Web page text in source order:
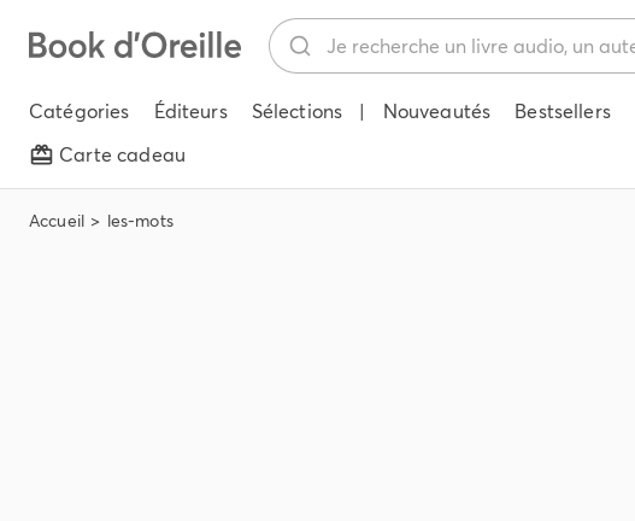
Catégories Éditeurs Sélections | Nouveautés Bestsellers
Carte cadeau
Accueil les-mots